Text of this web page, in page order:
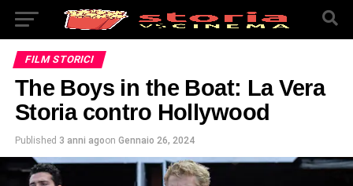
FILM STORICI
The Boys in the Boat: La Vera
Storia contro Hollywood
Published 3 anni agoon Gennaio 26, 2024